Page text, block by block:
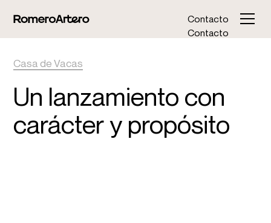
Contacto
Contacto
Casa de Vacas
Un lanzamiento con
carácter y propósito